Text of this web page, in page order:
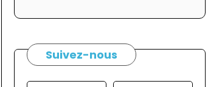
Suivez-nous